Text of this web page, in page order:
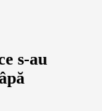
s-au